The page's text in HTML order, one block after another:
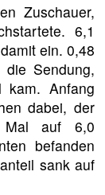
Zuschauer,
6,1
ein. 0,48
Sendung,
kam. Anfang
dabei, der
Mal auf 6,0
befanden
sank auf